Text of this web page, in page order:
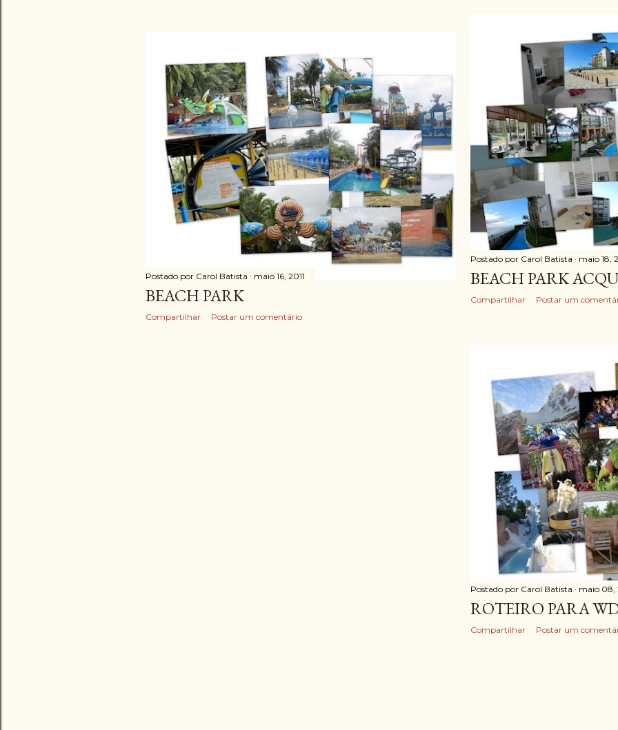
Postado por Carol Batista maio 18,
BEACH PARK
Compartilhar Postar um
Postado por Carol Batista maio 16, 2011
BEACH PARK
Compartilhar Postar um comentário
Postado por Carol Batista maio 08,
ROTEIRO PARA
Compartilhar Postar um